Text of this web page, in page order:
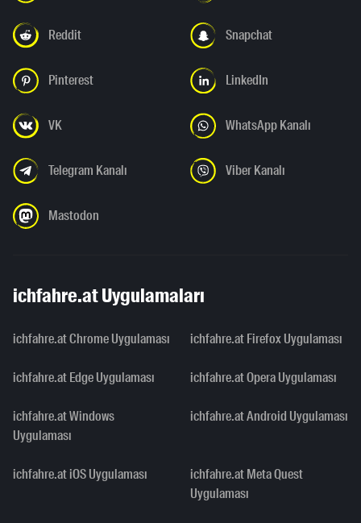
Reddit Snapchat
Pinterest LinkedIn
VK WhatsApp Kanalı
Telegram Kanalı Viber Kanalı
Mastodon
ichfahre.at Uygulamaları
ichfahre.at Chrome Uygulaması ichfahre.at Firefox Uygulaması
ichfahre.at Edge Uygulaması ichfahre.at Opera Uygulaması
ichfahre.at Windows
Uygulaması
ichfahre.at Android Uygulaması
ichfahre.at iOS Uygulaması
ichfahre.at Meta Quest
Uygulaması